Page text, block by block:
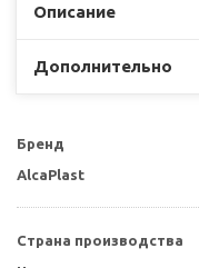
Описание
Дополнительно
Бренд
AlcaPlast
Страна производства